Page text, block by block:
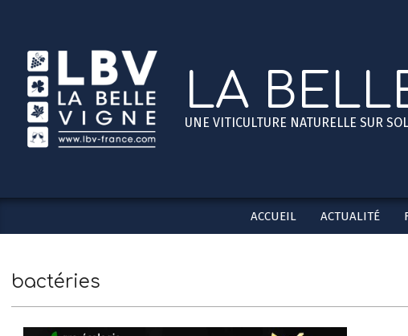
content
LA
UNE VITICULTURE NATURELLE SUR
ACCUEIL ACTUALITÉ
bactéries